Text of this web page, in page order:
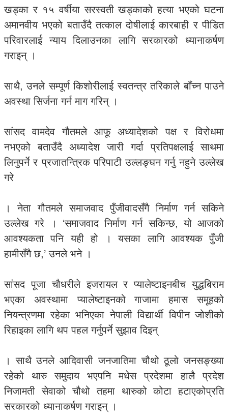
खड्का र १५ वर्षीया सरस्वती खड्काको हत्या भएको घटना
अमानवीय भएको बताउँदै तत्काल दोषीलाई कारबाही र पीडित
परिवारलाई न्याय दिलाउनका लागि सरकारको ध्यानाकर्षण
गराइन् ।
साथै, उनले सम्पूर्ण किशोरीलाई स्वतन्त्र तरिकाले बाँच्न पाउने
अवस्था सिर्जना गर्न माग गरिन् ।
सांसद वामदेव गौतमले आफू अध्यादेशको पक्ष र विरोधमा
नभएको बताउँदै अध्यादेश जारी गर्दा प्रतिपक्षलाई साथमा
लिनुपर्ने र प्रजातन्त्रिक परिपाटी उल्लङ्घन गर्नु नहुने उल्लेख
गरे
। नेता गौतमले समाजवाद पुँजीवादसँगै निर्माण गर्न सकिने
उल्लेख गरे । ‘समाजवाद निर्माण गर्न सकिन्छ, यो आजको
आवश्यकता पनि यही हो । यसका लागि आवश्यक पुँजी
हामीसँगै छ,’ उनले भने ।
सांसद पूजा चौधरीले इजरायल र प्यालेष्टाइनबीच युद्धबिराम
भएका अवस्थामा प्यालेष्टाइनको गाजामा हमास समूहको
नियन्त्रणमा रहेका भनिएका नेपाली विद्यार्थी विपीन जोशीको
रिहाइका लागि थप पहल गर्नुपर्ने सुझाव दिइन्
। साथै उनले आदिवासी जनजातिमा चौथो ठूलो जनसङ्ख्या
रहेको थारु समुदाय भएपनि मधेस प्रदेशमा हालै प्रदेश
निजामती सेवाको चौथो तहमा थारुको कोटा हटाएकोप्रति
सरकारको ध्यानाकर्षण गराइन् ।